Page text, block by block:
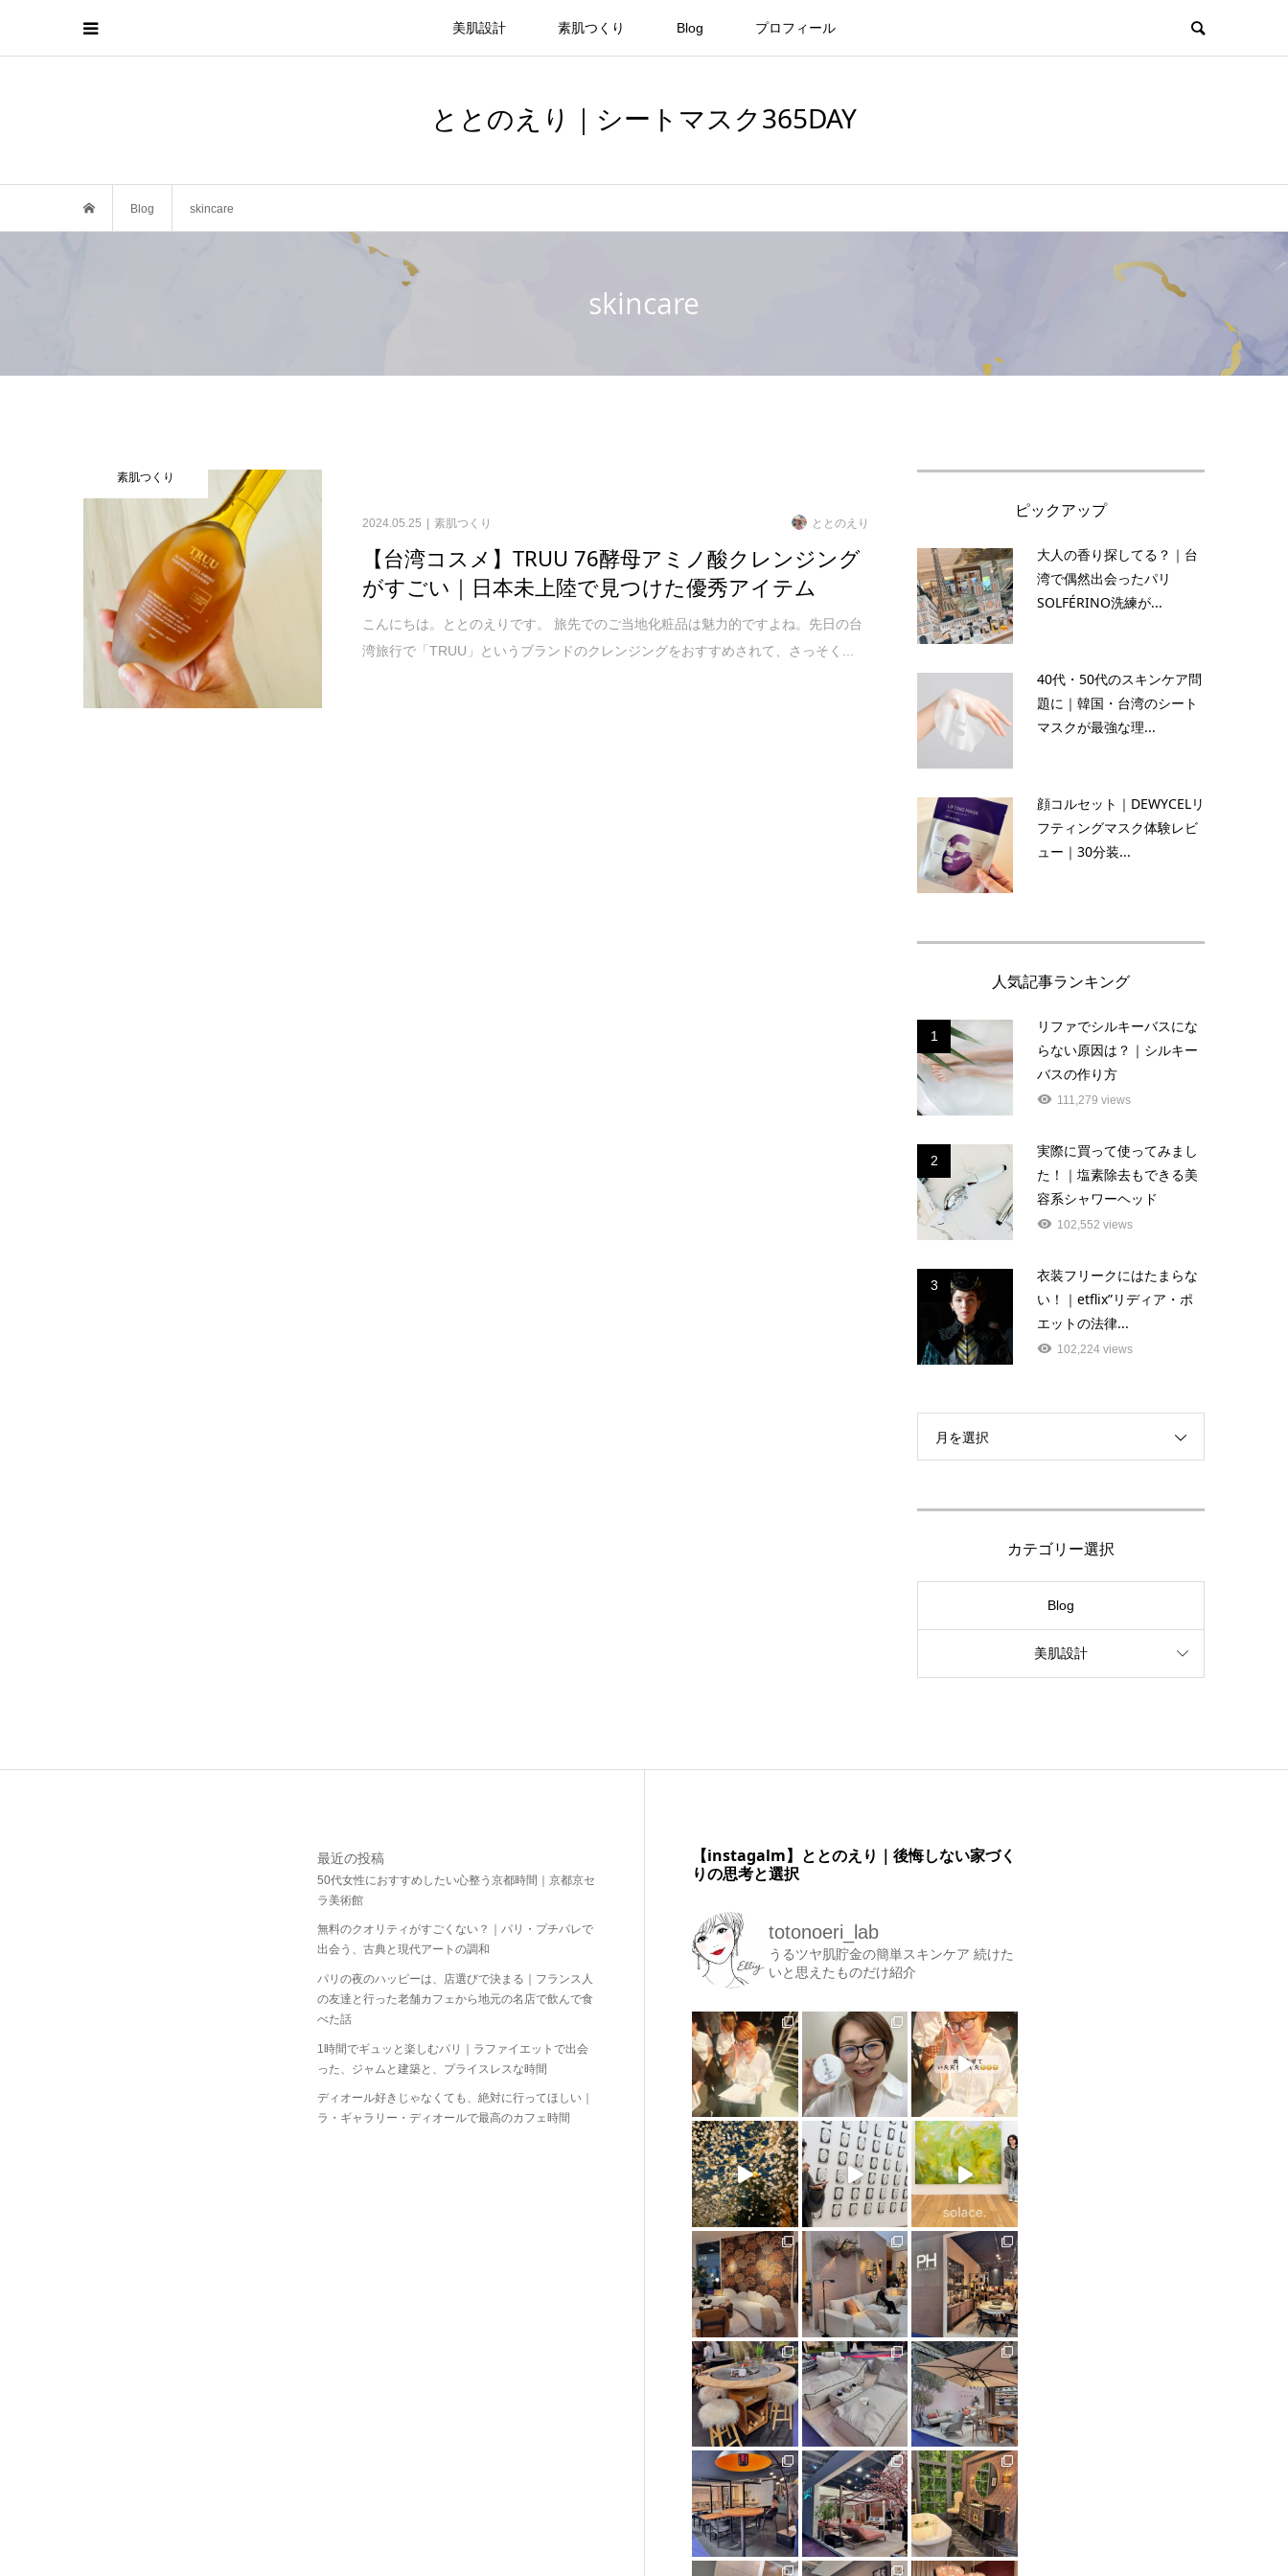
美肌設計 素肌つくり Blog プロフィール
ととのえり｜シートマスク365DAY
Blog skincare
skincare
素肌つくり
2024.05.25 素肌つくり ととのえり
【台湾コスメ】TRUU 76酵母アミノ酸クレンジング
がすごい｜日本未上陸で見つけた優秀アイテム
こんにちは。ととのえりです。 旅先でのご当地化粧品は魅力的ですよね。先日の台
湾旅行で「TRUU」というブランドのクレンジングをおすすめされて、さっそく...
ピックアップ
大人の香り探してる？｜台
湾で偶然出会ったパリ
SOLFÉRINO洗練が...
40代・50代のスキンケア問
題に｜韓国・台湾のシート
マスクが最強な理...
顔コルセット｜DEWYCELリ
フティングマスク体験レビ
ュー｜30分装...
人気記事ランキング
1
リファでシルキーバスにな
らない原因は？｜シルキー
バスの作り方
111,279 views
2
実際に買って使ってみまし
た！｜塩素除去もできる美
容系シャワーヘッド
102,552 views
3
衣装フリークにはたまらな
い！｜etflix”リディア・ポ
エットの法律...
102,224 views
月を選択
カテゴリー選択
Blog
美肌設計
最近の投稿
50代女性におすすめしたい心整う京都時間｜京都京セ
ラ美術館
無料のクオリティがすごくない？｜パリ・プチパレで
出会う、古典と現代アートの調和
パリの夜のハッピーは、店選びで決まる｜フランス人
の友達と行った老舗カフェから地元の名店で飲んで食
べた話
1時間でギュッと楽しむパリ｜ラファイエットで出会
った、ジャムと建築と、プライスレスな時間
ディオール好きじゃなくても、絶対に行ってほしい｜
ラ・ギャラリー・ディオールで最高のカフェ時間
【instagalm】ととのえり｜後悔しない家づく
りの思考と選択
totonoeri_lab
うるツヤ肌貯金の簡単スキンケア 続けた
いと思えたものだけ紹介